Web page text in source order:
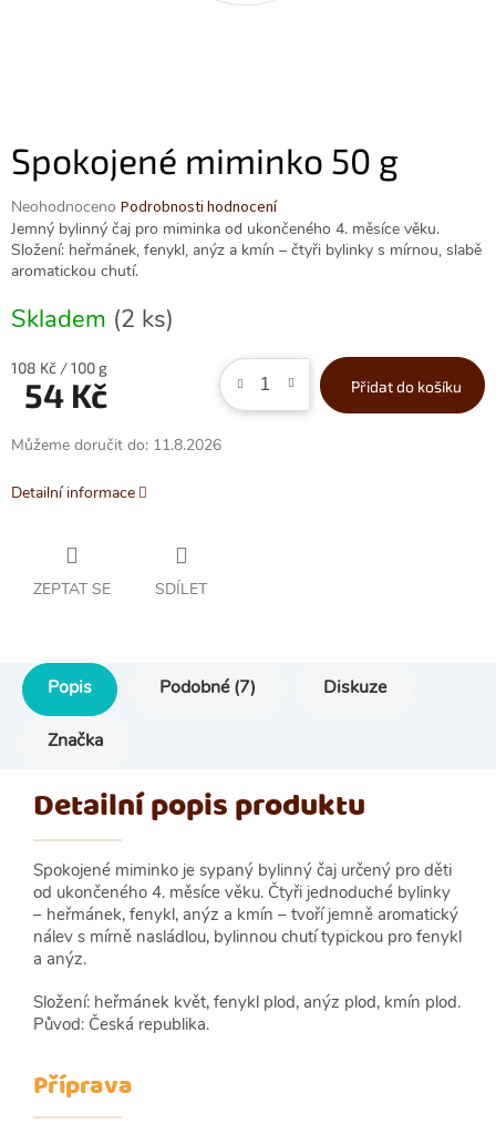
Spokojené miminko 50 g
Průměrné
hodnocení
produktu
je
z
5
Neohodnoceno Podrobnosti hodnocení
Jemný bylinný čaj pro miminka od ukončeného 4. měsíce věku.
Složení: heřmánek, fenykl, anýz a kmín – čtyři bylinky s mírnou, slabě
aromatickou chutí.
Skladem (2 ks)
Měrná
cena:
108 Kč / 100 g
54 Kč Přidat do košíku
Můžeme doručit do: 11.8.2026
Detailní informace
ZEPTAT SE SDÍLET
Popis Podobné (7) Diskuze
Značka
Detailní popis produktu
Spokojené miminko je sypaný bylinný čaj určený pro děti
od ukončeného 4. měsíce věku. Čtyři jednoduché bylinky
– heřmánek, fenykl, anýz a kmín – tvoří jemně aromatický
nálev s mírně nasládlou, bylinnou chutí typickou pro fenykl
a anýz.
Složení: heřmánek květ, fenykl plod, anýz plod, kmín plod.
Původ: Česká republika.
Příprava